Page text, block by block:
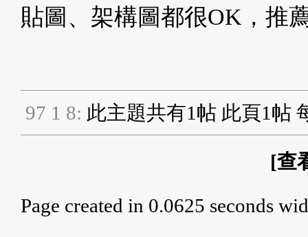
貼圖、架構圖都很OK，推
97 1 8: 此主題共有1帖 此頁1帖
[查
Page created in 0.0625 seconds